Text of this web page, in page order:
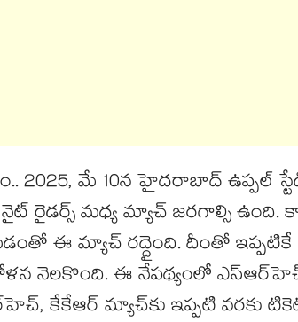
2025, మే 10న హైదరాబాద్ ఉప్పల్
మధ్య మ్యాచ్ జరగాల్సి ఉంది.
ఈ మ్యాచ్ రద్దైంది. దీంతో ఇప్పటికే
నెలకొంది. ఈ నేపథ్యంలో
కేకేఆర్ మ్యాచ్‎కు ఇప్పటి వరకు